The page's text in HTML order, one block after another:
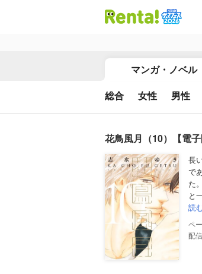
マンガ・ノベル
総合 女性 男性
花鳥風月（10）【電子
長
で
た
と
読
配